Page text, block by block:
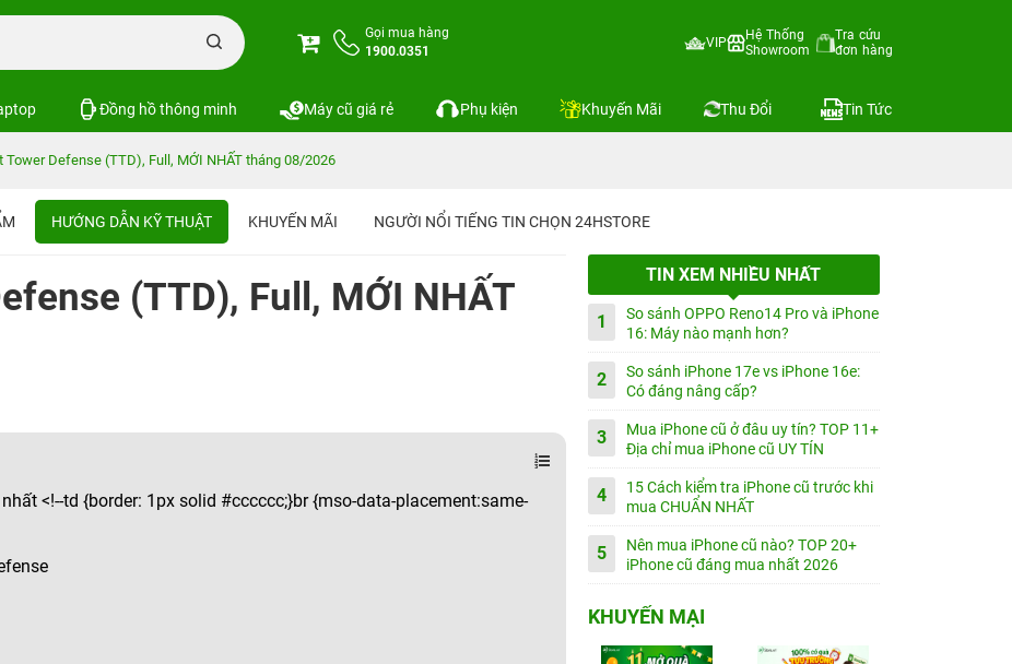
Gọi mua hàng
1900.0351
VIP
Hệ Thống
Showroom
Tra cứu
đơn hàng
Đồng hồ thông minh Máy cũ giá rẻ Phụ kiện Khuyến Mãi Thu Đổi Tin Tức
Tower Defense (TTD), Full, MỚI NHẤT tháng 08/2026
HƯỚNG DẪN KỸ THUẬT KHUYẾN MÃI NGƯỜI NỔI TIẾNG TIN CHỌN 24HSTORE
(TTD), Full, MỚI NHẤT
<!--td {border: 1px solid #cccccc;}br {mso-data-placement:same-
TIN XEM NHIỀU NHẤT
1
So sánh OPPO Reno14 Pro và iPhone
16: Máy nào mạnh hơn?
2
So sánh iPhone 17e vs iPhone 16e:
Có đáng nâng cấp?
3
Mua iPhone cũ ở đâu uy tín? TOP 11+
Địa chỉ mua iPhone cũ UY TÍN
4
15 Cách kiểm tra iPhone cũ trước khi
mua CHUẨN NHẤT
5
Nên mua iPhone cũ nào? TOP 20+
iPhone cũ đáng mua nhất 2026
KHUYẾN MẠI